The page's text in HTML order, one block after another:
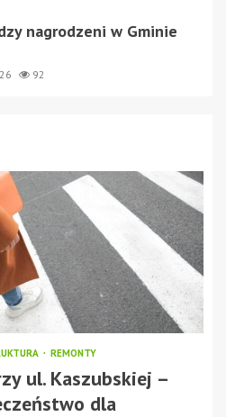
nagrodzeni w Gminie
92
REMONTY
ul. Kaszubskiej –
dla